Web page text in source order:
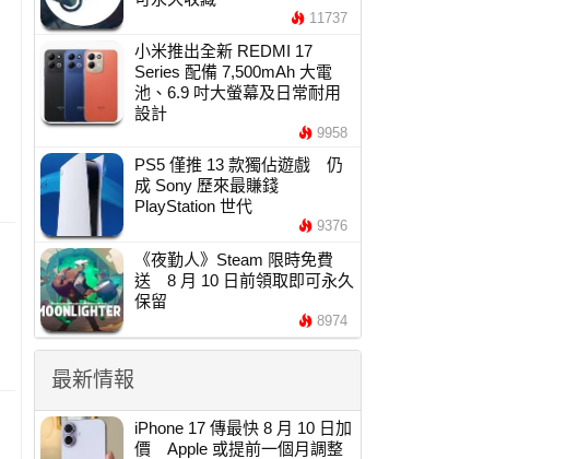
11737
小米推出全新 REDMI 17
Series 配備 7,500mAh 大電
池、6.9 吋大螢幕及日常耐用
設計
9958
PS5 僅推 13 款獨佔遊戲 仍
成 Sony 歷來最賺錢
PlayStation 世代
9376
《夜勤人》Steam 限時免費
送 8 月 10 日前領取即可永久
保留
8974
最新情報
iPhone 17 傳最快 8 月 10 日加
價 Apple 或提前一個月調整